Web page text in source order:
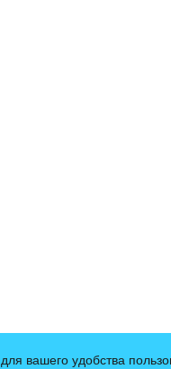
для вашего удобства